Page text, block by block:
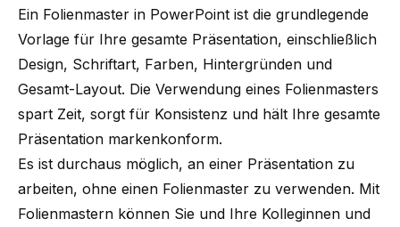
Ein Folienmaster in PowerPoint ist die grundlegende
Vorlage für Ihre gesamte Präsentation, einschließlich
Design, Schriftart, Farben, Hintergründen und
Gesamt-Layout. Die Verwendung eines Folienmasters
spart Zeit, sorgt für Konsistenz und hält Ihre gesamte
Präsentation markenkonform.
Es ist durchaus möglich, an einer Präsentation zu
arbeiten, ohne einen Folienmaster zu verwenden. Mit
Folienmastern können Sie und Ihre Kolleginnen und